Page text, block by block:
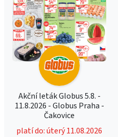
Akční leták Globus 5.8. -
11.8.2026 - Globus Praha -
Čakovice
platí do: úterý 11.08.2026